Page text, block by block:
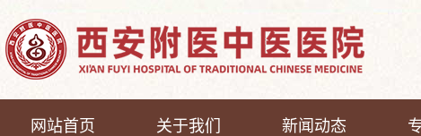
网站首页 关于我们 新闻动态